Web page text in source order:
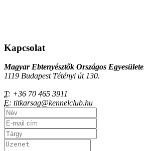
Kapcsolat
Magyar Ebtenyésztők Országos
1119 Budapest Tétényi út 130.
T: +36 70 465 3911
E: titkarsag@kennelclub.hu